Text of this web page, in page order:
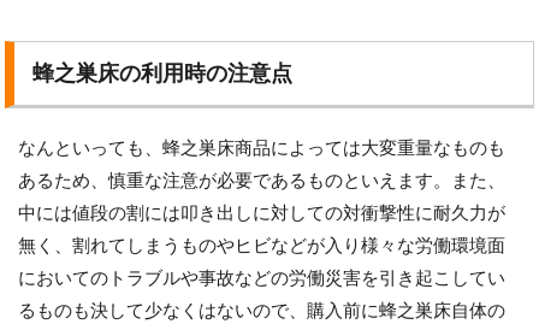
蜂之巣床の利用時の注意点
なんといっても、蜂之巣床商品によっては大変重量なものも
あるため、慎重な注意が必要であるものといえます。また、
中には値段の割には叩き出しに対しての対衝撃性に耐久力が
無く、割れてしまうものやヒビなどが入り様々な労働環境面
においてのトラブルや事故などの労働災害を引き起こしてい
るものも決して少なくはないので、購入前に蜂之巣床自体の